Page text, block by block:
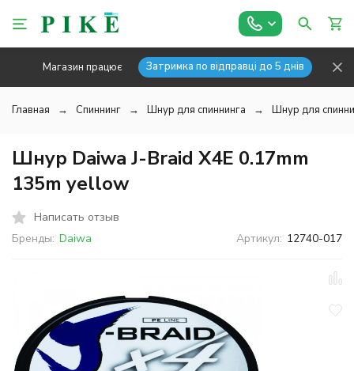
Магазин працює Затримка по відправці до 5 днів
Главная Спиннинг Шнур для спиннинга Шнур для
Шнур Daiwa J-Braid X4E 0.17mm
135m yellow
Написать отзыв
Бренды: Daiwa Артикул: 12740-017